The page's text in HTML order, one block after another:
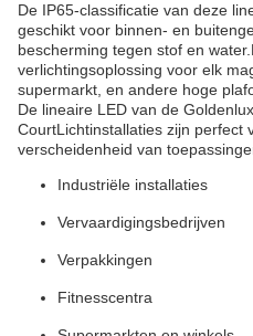
De IP65-classificatie van deze
geschikt voor binnen- en
bescherming tegen stof en
verlichtingsoplossing voor elk
supermarkt, en andere hoge
De lineaire LED van de
CourtLichtinstallaties zijn perfect
verscheidenheid van
Industriële installaties
Vervaardigingsbedrijven
Verpakkingen
Fitnesscentra